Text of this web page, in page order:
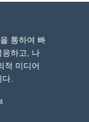
통하여 빠
응하고, 나
적 미디어
.